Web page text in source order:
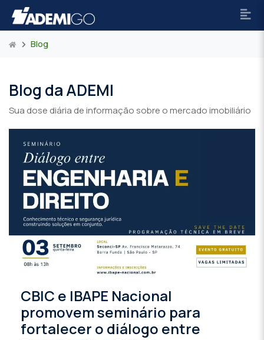
Blog
Blog da ADEMI
Sua dose diária de informação sobre o mercado imobiliário
CBIC e IBAPE Nacional
promovem seminário para
fortalecer o diálogo entre